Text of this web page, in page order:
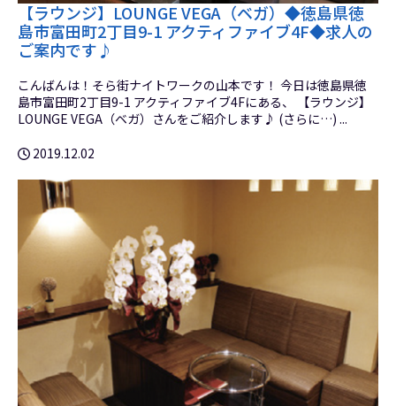
【ラウンジ】LOUNGE VEGA（ベガ）◆徳島県徳
島市富田町2丁目9-1 アクティファイブ4F◆求人の
ご案内です♪
こんばんは！そら街ナイトワークの山本です！ 今日は徳島県徳
島市富田町2丁目9-1 アクティファイブ4Fにある、 【ラウンジ】
LOUNGE VEGA（ベガ）さんをご紹介します♪ (さらに…) ...
2019.12.02